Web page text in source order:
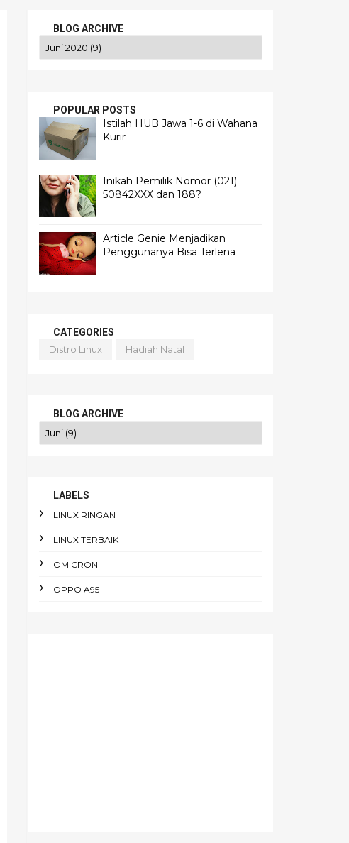
BLOG ARCHIVE
POPULAR POSTS
Istilah HUB Jawa 1-6 di Wahana
Kurir
Inikah Pemilik Nomor (021)
50842XXX dan 188?
Article Genie Menjadikan
Penggunanya Bisa Terlena
CATEGORIES
Distro Linux
Hadiah Natal
BLOG ARCHIVE
LABELS
LINUX RINGAN
LINUX TERBAIK
OMICRON
OPPO A95